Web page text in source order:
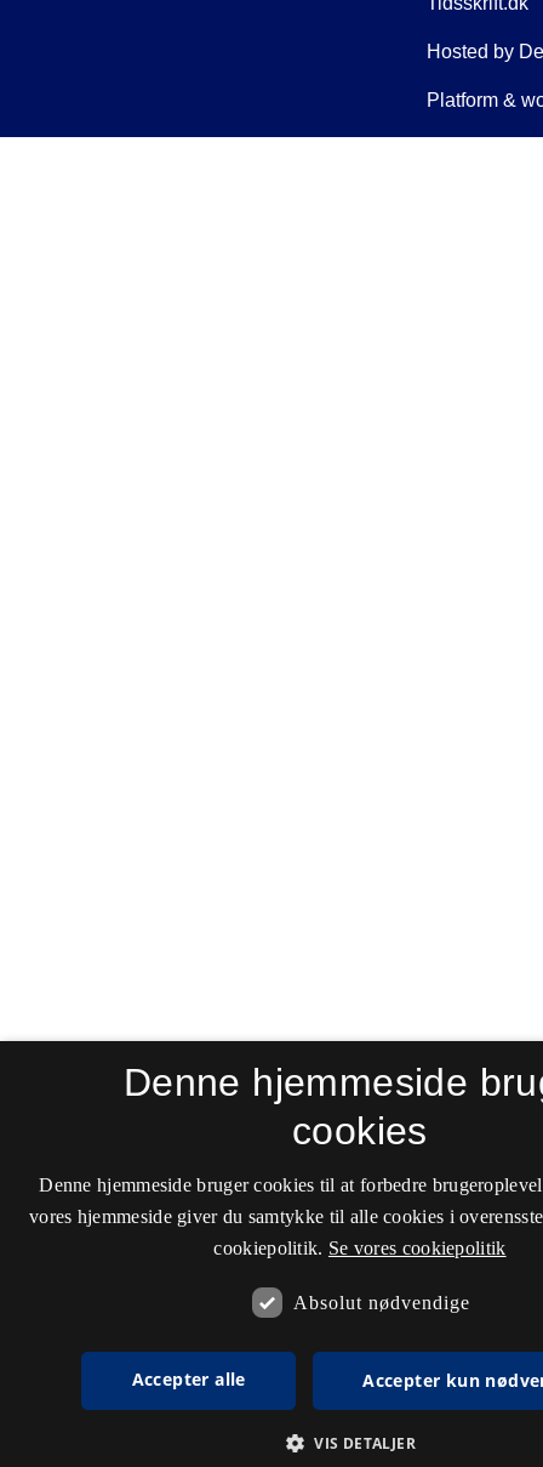
Denne hjemmeside
cookies
Denne hjemmeside bruger cookies til at forbedre
vores hjemmeside giver du samtykke til alle cookies i
cookiepolitik. Se vores cookiepolitik
Absolut nødvendige
Accepter alle Accepter kun
VIS DETALJER